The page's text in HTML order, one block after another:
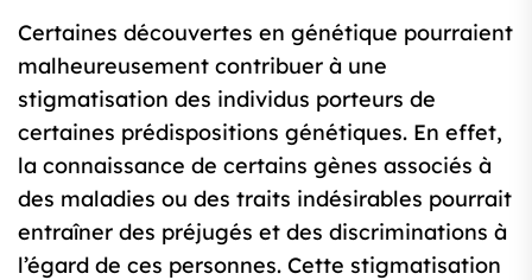
Certaines découvertes en génétique pourraient
malheureusement contribuer à une
stigmatisation des individus porteurs de
certaines prédispositions génétiques. En effet,
la connaissance de certains gènes associés à
des maladies ou des traits indésirables pourrait
entraîner des préjugés et des discriminations à
l’égard de ces personnes. Cette stigmatisation